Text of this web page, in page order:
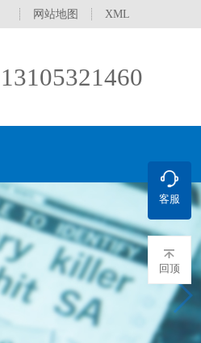
网站地图 XML
13105321460
备
化设备
行业
污水
客服
回顶